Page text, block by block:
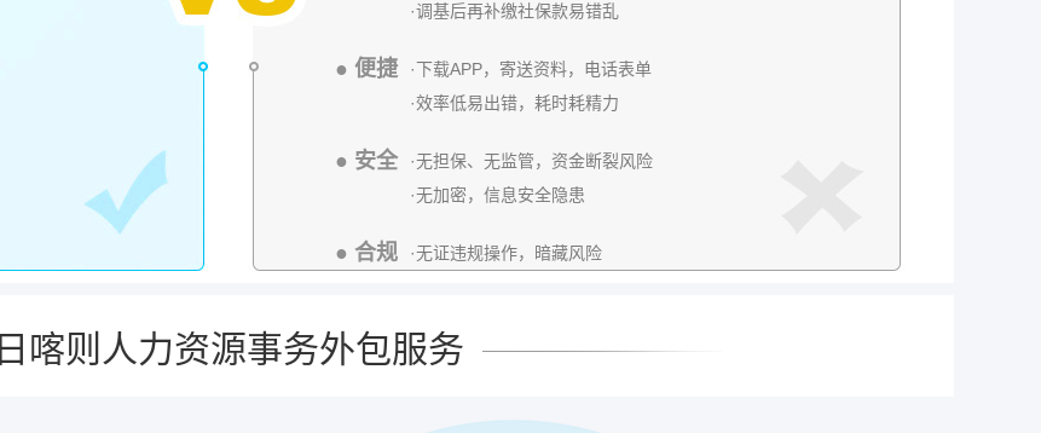
·调基后再补缴社保款易错乱
● 便捷
·下载APP，寄送资料，电话表单
·效率低易出错，耗时耗精力
● 安全
·无担保、无监管，资金断裂风险
·无加密，信息安全隐患
● 合规 ·无证违规操作，暗藏风险
日喀则人力资源事务外包服务